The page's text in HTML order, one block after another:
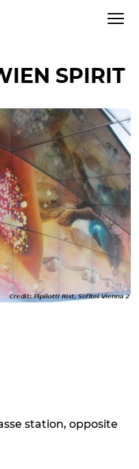
SPIRIT
station, opposite